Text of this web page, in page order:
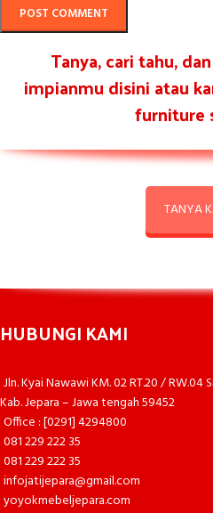
Tanya, cari tahu,
impianmu disini atau
furniture
TANYA
HUBUNGI KAMI
Jln. Kyai Nawawi KM. 02 RT.20 /
Kab. Jepara – Jawa tengah 59452
Office : [0291] 4294800
081 229 222 35
081 229 222 35
infojatijepara@gmail.com
yoyokmebeljepara.com